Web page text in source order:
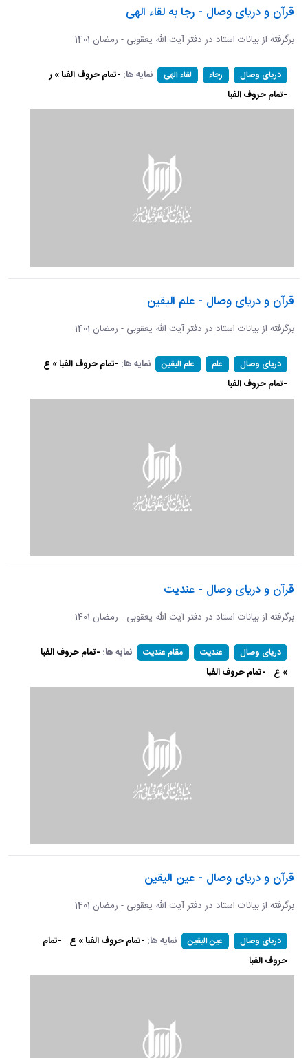
قرآن و دریای وصال - رجا به لقاء الهی
برگرفته از بیانات استاد در دفتر آیت الله یعقوبی - رمضان 1401
دریای وصال رجاء لقاء الهی نمایه ها: -تمام حروف الفبا » ر
-تمام حروف الفبا
قرآن و دریای وصال - علم الیقین
برگرفته از بیانات استاد در دفتر آیت الله یعقوبی - رمضان 1401
دریای وصال علم علم الیقین نمایه ها: -تمام حروف الفبا » ع
-تمام حروف الفبا
قرآن و دریای وصال - عندیت
برگرفته از بیانات استاد در دفتر آیت الله یعقوبی - رمضان 1401
دریای وصال عندیت مقام عندیت نمایه ها: -تمام حروف الفبا
» ع -تمام حروف الفبا
قرآن و دریای وصال - عین الیقین
برگرفته از بیانات استاد در دفتر آیت الله یعقوبی - رمضان 1401
دریای وصال عین الیقین نمایه ها: -تمام حروف الفبا » ع -تمام
حروف الفبا